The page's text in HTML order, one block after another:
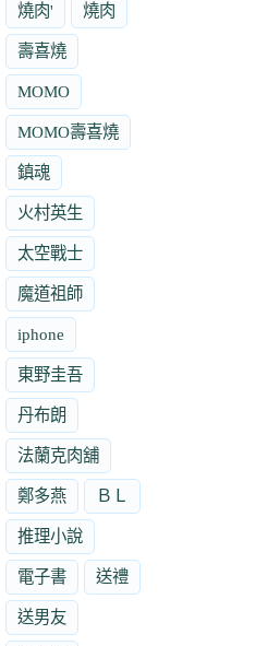
燒肉' 燒肉
壽喜燒
MOMO
MOMO壽喜燒
鎮魂
火村英生
太空戰士
魔道祖師
iphone
東野圭吾
丹布朗
法蘭克肉舖
鄭多燕 ＢＬ
推理小說
電子書 送禮
送男友